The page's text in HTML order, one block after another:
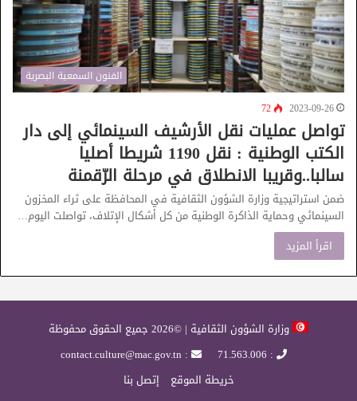
الفنون السمعية البصرية
2023-09-26
72
تواصل عمليات نقل الأرشيف السينمائي إلى دار
الكتب الوطنية : نقل 1190 شريطا أصليا
سالبا..وقريبا الانطلاق في مرحلة الرّقمنة
ضمن استراتيجية وزارة الشؤون الثقافية في المحافظة على ثراء المخزون
السينمائي وحماية الذاكرة الوطنية من كل أشكال الإتلاف، تواصلت اليوم…
اقرأ المزيد
وزارة الشؤون الثقافية | ©2026 جميع الحقوق محفوظة
: 71.563.006
: contact.culture@mac.gov.tn
خريطة الموقع
إتصل بنا